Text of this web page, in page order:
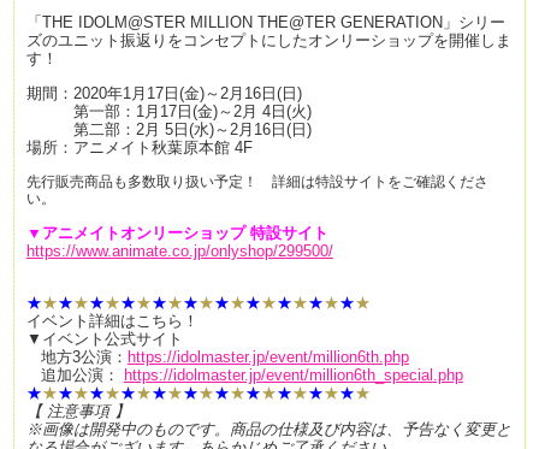
「THE IDOLM@STER MILLION THE@TER GENERATION」 シリー
ズのユニット振返りをコンセプトにしたオンリーショップを開催しま
す！
期間：2020年1月17日(金)～2月16日(日)
第一部：1月17日(金)～2月 4日(火)
第二部：2月 5日(水)～2月16日(日)
場所：アニメイト秋葉原本館 4F
先行販売商品も多数取り扱い予定！ 詳細は特設サイトをご確認くださ
い。
▼アニメイトオンリーショップ 特設サイト
https://www.animate.co.jp/onlyshop/299500/
★★★★★★★★★★★★★★★★★★★★★★
イベント詳細はこちら！
▼イベント公式サイト
地方3公演： https://idolmaster.jp/event/million6th.php
追加公演：
https://idolmaster.jp/event/million6th_special.php
★★★★★★★★★★★★★★★★★★★★★★
【 注意事項 】
※画像は開発中のものです。商品の仕様及び内容は、予告なく変更と